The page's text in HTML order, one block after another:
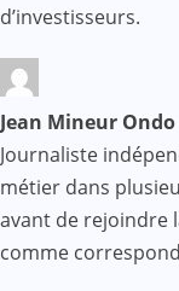
d’investisseurs.
Jean Mineur Ondo
Journaliste
métier dans
avant de rejoindre
comme